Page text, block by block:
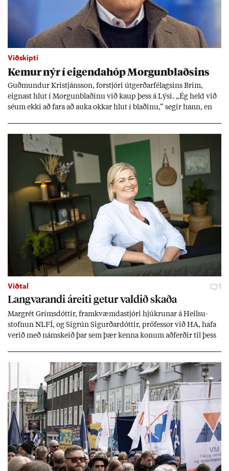
Viðskipti
Kem­ur nýr í eig­enda­hóp Morg­un­blaðs­ins
Guð­mund­ur Kristjáns­son, for­stjóri út­gerð­ar­fé­lags­ins Brim,
eign­ast hlut í Morg­un­blað­inu við kaup þess á Lýsi. „Ég held við
sé­um ekki að fara að auka okk­ar hlut í blað­inu,“ seg­ir hann, en
Viðtal 1
Langvar­andi áreiti get­ur vald­ið skaða
Mar­grét Gríms­dótt­ir, fram­kvæmda­stjóri hjúkr­un­ar á Heilsu­
stofn­un NLFÍ, og Sigrún Sig­urð­ar­dótt­ir, pró­fess­or við HA, hafa
ver­ið með nám­skeið þar sem þær kenna kon­um að­ferð­ir til þess